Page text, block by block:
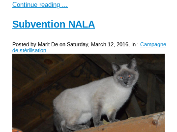
Continue reading ...
Subvention NALA
Posted by Marit De on Saturday, March 12, 2016, In : Campagne
de stérilisation